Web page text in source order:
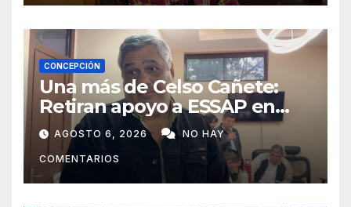
CONCEPCIÓN
Una más de Celso Cañete:
Retiran apoyo a ESSAP en
Concepción
AGOSTO 6, 2026 NO HAY
COMENTARIOS